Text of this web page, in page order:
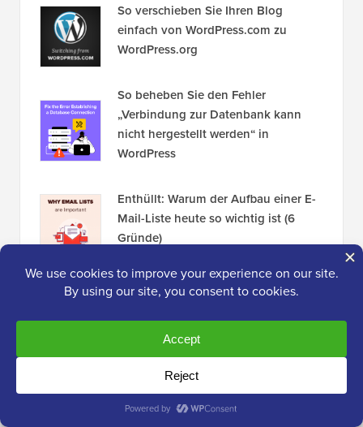
So verschieben Sie Ihren Blog
einfach von WordPress.com zu
WordPress.org
So beheben Sie den Fehler
„Verbindung zur Datenbank kann
nicht hergestellt werden“ in
WordPress
Enthüllt: Warum der Aufbau einer E-
Mail-Liste heute so wichtig ist (6
Gründe)
13 Dinge, die Sie UNBEDINGT tun
müssen, bevor Sie das WordPress-
Theme ändern
Offenlegung:Unsere Inhalte werden von den Lesern
unterstützt. Das bedeutet, wenn Sie auf einige unserer